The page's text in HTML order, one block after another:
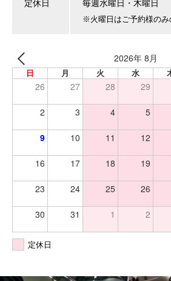
定休日 毎週水曜日・木曜日
※火曜日はご予約様のみ
2026年 8月
日 月 火 水
26 27 28 29
2 3 4 5
9 10 11 12
16 17 18 19
23 24 25 26
30 31 1 2
定休日